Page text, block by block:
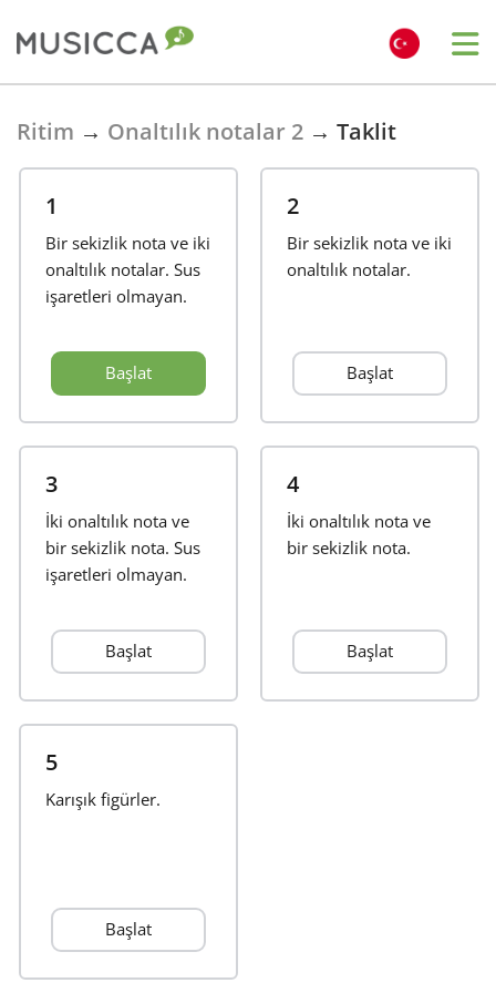
English
Français
Ritim → Onaltılık notalar 2 → Taklit
1
Bir sekizlik nota ve iki
onaltılık notalar. Sus
işaretleri olmayan.
Başlat
2
Bir sekizlik nota ve iki
onaltılık notalar.
Başlat
3
İki onaltılık nota ve
bir sekizlik nota. Sus
işaretleri olmayan.
Başlat
4
İki onaltılık nota ve
bir sekizlik nota.
Başlat
5
Karışık figürler.
Başlat